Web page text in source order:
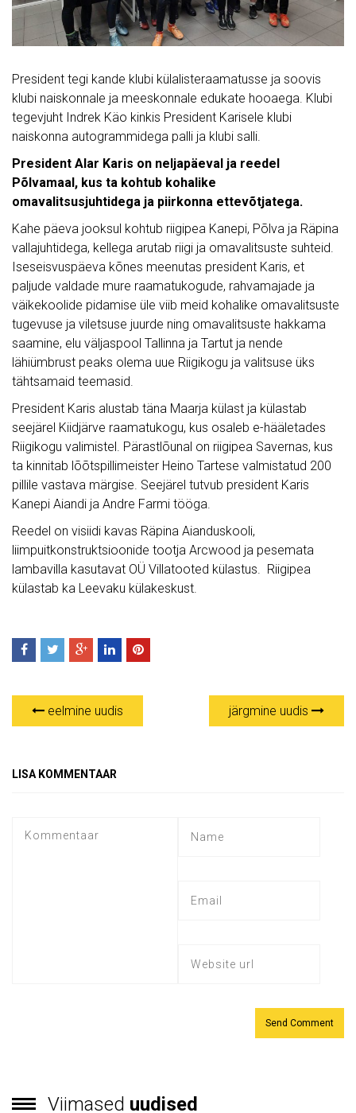
President tegi kande klubi külalisteraamatusse ja soovis
klubi naiskonnale ja meeskonnale edukate hooaega. Klubi
tegevjuht Indrek Käo kinkis President Karisele klubi
naiskonna autogrammidega palli ja klubi salli.
President Alar Karis on neljapäeval ja reedel
Põlvamaal, kus ta kohtub kohalike
omavalitsusjuhtidega ja piirkonna ettevõtjatega.
Kahe päeva jooksul kohtub riigipea Kanepi, Põlva ja Räpina
vallajuhtidega, kellega arutab riigi ja omavalitsuste suhteid.
Iseseisvuspäeva kõnes meenutas president Karis, et
paljude valdade mure raamatukogude, rahvamajade ja
väikekoolide pidamise üle viib meid kohalike omavalitsuste
tugevuse ja viletsuse juurde ning omavalitsuste hakkama
saamine, elu väljaspool Tallinna ja Tartut ja nende
lähiümbrust peaks olema uue Riigikogu ja valitsuse üks
tähtsamaid teemasid.
President Karis alustab täna Maarja külast ja külastab
seejärel Kiidjärve raamatukogu, kus osaleb e-hääletades
Riigikogu valimistel. Pärastlõunal on riigipea Savernas, kus
ta kinnitab lõõtspillimeister Heino Tartese valmistatud 200
pillile vastava märgise. Seejärel tutvub president Karis
Kanepi Aiandi ja Andre Farmi tööga.
Reedel on visiidi kavas Räpina Aianduskooli,
liimpuitkonstruktsioonide tootja Arcwood ja pesemata
lambavilla kasutavat OÜ Villatooted külastus. Riigipea
külastab ka Leevaku külakeskust.
eelmine uudis järgmine uudis
LISA KOMMENTAAR
Viimased uudised